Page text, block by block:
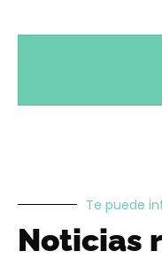
Te puede
Noticias